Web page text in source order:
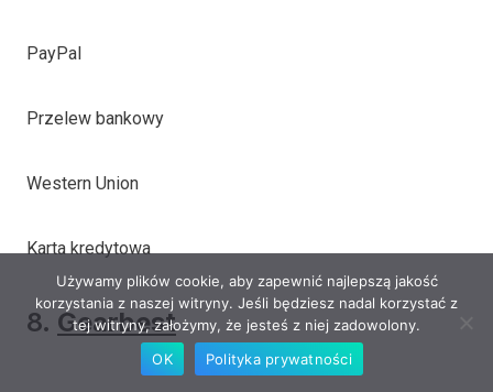
PayPal
Przelew bankowy
Western Union
Karta kredytowa
8. Gearbest
Używamy plików cookie, aby zapewnić najlepszą jakość
korzystania z naszej witryny. Jeśli będziesz nadal korzystać z
tej witryny, założymy, że jesteś z niej zadowolony.
OK
Polityka prywatności